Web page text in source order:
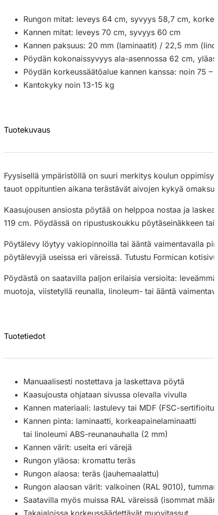
Rungon mitat: leveys 64 cm, syvyys 58,7 cm,
Kannen mitat: leveys 70 cm, syvyys 60 cm
Kannen paksuus: 20 mm (laminaatit) / 22,5 mm
Pöydän kokonaissyvyys ala-asennossa 62 cm,
Pöydän korkeussäätöalue kannen kanssa: noin 75 –
Kantokyky noin 13-15 kg
Tuotekuvaus
Fyysisellä ympäristöllä on suuri merkitys koulun
tauot oppituntien aikana terästävät aivojen kykyä
Kaasujousen ansiosta pöytää on helppoa nostaa ja
119 cm. Pöydässä on ripustuskoukku pöytäseinäkkeen
Pöytälevy löytyy vakiopinnoilla tai ääntä vaimentavalla
pöytälevyjä useissa eri väreissä. Tutustu Formican
Pöydästä on saatavilla paljon erilaisia versioita:
muotoja, viistetyllä reunalla, linoleum- tai ääntä
Tuotetiedot
Manuaalisesti nostettava ja laskettava pöytä
Kaasujousta ohjataan sivussa olevalla vivulla
Kannen materiaali: lastulevy tai MDF (FSC-sertifioitu)
Kannen pinta: laminaatti, korkeapainelaminaatti
tai linoleumi ABS-reunanauhalla (2 mm)
Kannen värit: useita eri värejä
Rungon yläosa: kromattu teräs
Rungon alaosa: teräs (jauhemaalattu)
Rungon alaosan värit: valkoinen (RAL 9010),
Saatavilla myös muissa RAL väreissä (isommat